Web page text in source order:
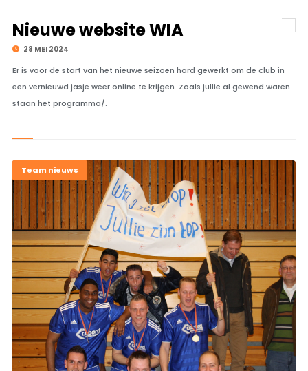
Nieuwe website WIA
28 MEI 2024
Er is voor de start van het nieuwe seizoen hard gewerkt om de club in
een vernieuwd jasje weer online te krijgen. Zoals jullie al gewend waren
staan het programma/.
Team nieuws